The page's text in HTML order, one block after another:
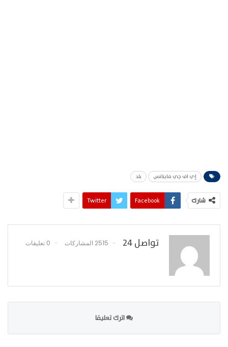
إي اف چي فاينانس بلد
شارك Facebook
Twitter
تواصل 24 2515 المشاركات 0 تعليقات
اترك تعليقا